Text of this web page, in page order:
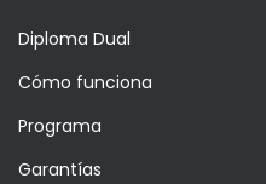
Diploma Dual
Cómo funciona
Programa
Garantías